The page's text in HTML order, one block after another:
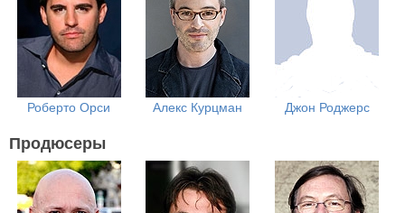
Роберто Орси Алекс Курцман Джон Роджерс
Продюсеры